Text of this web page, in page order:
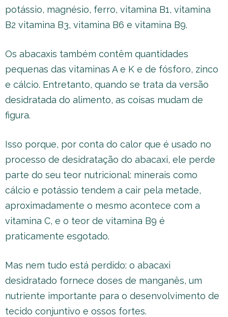
potássio, magnésio, ferro, vitamina B1, vitamina
B2 vitamina B3, vitamina B6 e vitamina B9.
Os abacaxis também contêm quantidades
pequenas das vitaminas A e K e de fósforo, zinco
e cálcio. Entretanto, quando se trata da versão
desidratada do alimento, as coisas mudam de
figura.
Isso porque, por conta do calor que é usado no
processo de desidratação do abacaxi, ele perde
parte do seu teor nutricional: minerais como
cálcio e potássio tendem a cair pela metade,
aproximadamente o mesmo acontece com a
vitamina C, e o teor de vitamina B9 é
praticamente esgotado.
Mas nem tudo está perdido: o abacaxi
desidratado fornece doses de manganês, um
nutriente importante para o desenvolvimento de
tecido conjuntivo e ossos fortes.